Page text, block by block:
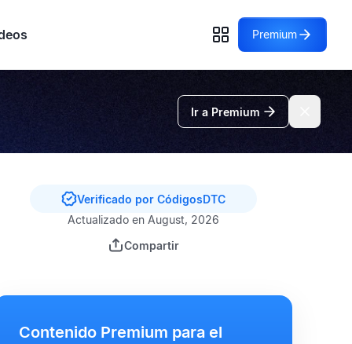
Premium
Ir a Premium
Verificado por CódigosDTC
Actualizado en August, 2026
Compartir
Contenido Premium para el